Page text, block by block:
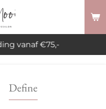
vanaf €75,-
Define